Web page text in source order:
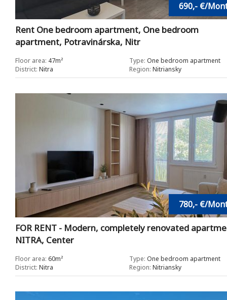
Rent One bedroom apartment, One bedroom
apartment, Potravinárska, Nitr
690,- €/
Floor area: 47m² Type: One bedroom apartment
District: Nitra Region: Nitriansky
FOR RENT - Modern, completely renovated
NITRA, Center
780,- €/
Floor area: 60m² Type: One bedroom apartment
District: Nitra Region: Nitriansky